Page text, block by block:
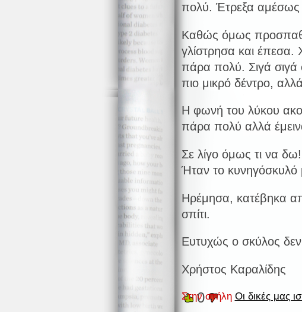
πολύ. Έτρεξα
Καθώς όμως
γλίστρησα και
πάρα πολύ. Σιγά
πιο μικρό δέντρο,
Η φωνή του λύκου
πάρα πολύ αλλά
Σε λίγο όμως τι να
Ήταν το κυνηγόσκυλό
Ηρέμησα, κατέβηκα
σπίτι.
Ευτυχώς ο σκύλος
Χρήστος Καραλίδης
Στην στήλη Οι δικές μας
0